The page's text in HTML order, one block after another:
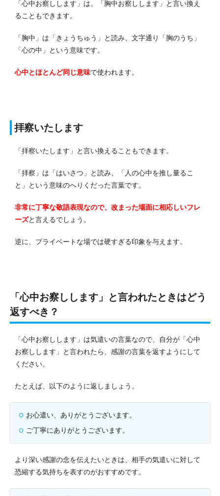
「心中お察しします」は、「胸中お察しします」と言い換え
ることもできます。
「胸中」は「きょうちゅう」と読み、文字通り「胸のうち」
「心の中」という意味です。
心中とほとんど同じ意味で使われます。
拝察いたします
「拝察いたします」と言い換えることもできます。
「拝察」は「はいさつ」と読み、「人の心中を推し量るこ
と」という意味のへりくだった言葉です。
非常に丁寧な敬語表現なので、改まった場面に相応しいフレ
ーズと言えるでしょう。
逆に、プライベートな場では硬すぎる印象を与えます。
「心中お察しします」と言われたときはどう
返すべき？
「心中お察しします」は気遣いの言葉なので、自分が「心中
お察しします」と言われたら、感謝の言葉を返すようにして
ください。
たとえば、以下のように返しましょう。
お心遣い、ありがとうございます。
ご丁寧にありがとうございます。
より深い感謝の念を伝えたいときは、相手の気遣いに対して
恐縮する気持ちを表すのがおすすめです。